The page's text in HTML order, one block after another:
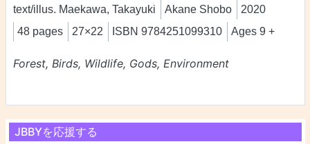
JBBYを応援する
text/illus. Maekawa, Takayuki Akane Shobo
2020
48 pages
27×22 ISBN 9784251099310 Ages 9 +
Forest, Birds, Wildlife, Gods, Environment